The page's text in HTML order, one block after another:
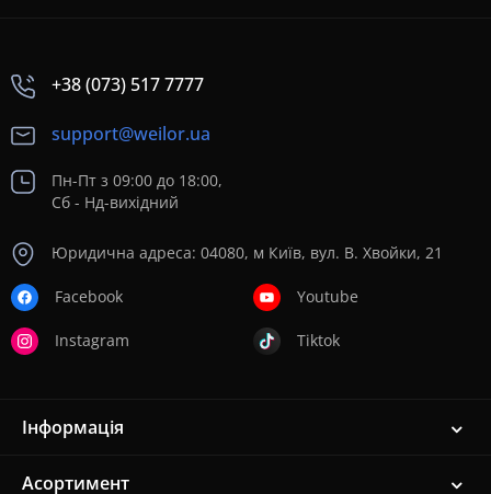
+38 (073) 517 7777
support@weilor.ua
Пн-Пт з 09:00 до 18:00,
Сб - Нд-вихідний
Юридична адреса: 04080, м Київ, вул. В. Хвойки, 21
Facebook
Instagram
Youtube
Tiktok
Інформація
Асортимент